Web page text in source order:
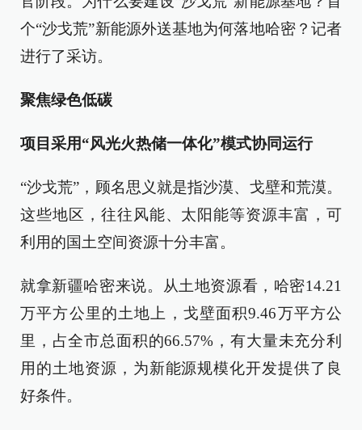
个“沙戈荒”新能源外送基地为何落地哈密？记者
进行了采访。
聚焦绿色低碳
项目采用“风光火热储一体化”模式协同运行
“沙戈荒”，顾名思义就是指沙漠、戈壁和荒漠。
这些地区，往往风能、太阳能等资源丰富，可
利用的国土空间资源十分丰富。
就拿新疆哈密来说。从土地资源看，哈密14.21
万平方公里的土地上，戈壁面积9.46万平方公
里，占全市总面积的66.57%，有大量未充分利
用的土地资源，为新能源规模化开发提供了良
好条件。